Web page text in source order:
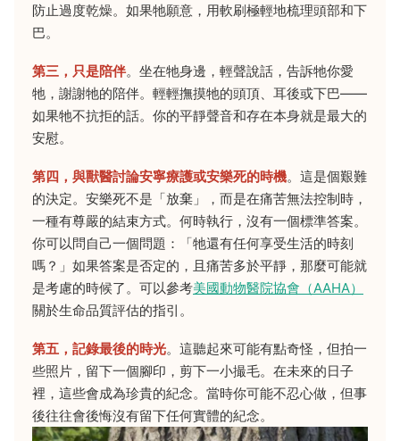
防止過度乾燥。如果牠願意，用軟刷極輕地梳理頭部和下
巴。
第三，只是陪伴。坐在牠身邊，輕聲說話，告訴牠你愛
牠，謝謝牠的陪伴。輕輕撫摸牠的頭頂、耳後或下巴——
如果牠不抗拒的話。你的平靜聲音和存在本身就是最大的
安慰。
第四，與獸醫討論安寧療護或安樂死的時機。這是個艱難
的決定。安樂死不是「放棄」，而是在痛苦無法控制時，
一種有尊嚴的結束方式。何時執行，沒有一個標準答案。
你可以問自己一個問題：「牠還有任何享受生活的時刻
嗎？」如果答案是否定的，且痛苦多於平靜，那麼可能就
是考慮的時候了。可以參考美國動物醫院協會（AAHA）
關於生命品質評估的指引。
第五，記錄最後的時光。這聽起來可能有點奇怪，但拍一
些照片，留下一個腳印，剪下一小撮毛。在未來的日子
裡，這些會成為珍貴的紀念。當時你可能不忍心做，但事
後往往會後悔沒有留下任何實體的紀念。